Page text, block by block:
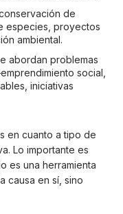
de
especies, proyectos
ambiental.
abordan problemas
social,
iniciativas
en cuanto a tipo de
Lo importante es
es una herramienta
causa en sí, sino